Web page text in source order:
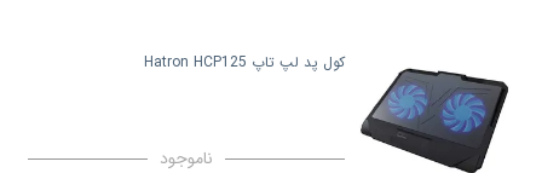
کول پد لپ تاپ Hatron HCP125
ناموجود